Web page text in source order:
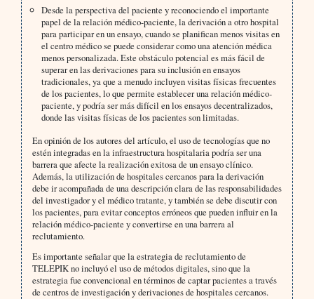
Desde la perspectiva del paciente y reconociendo el importante
papel de la relación médico-paciente, la derivación a otro hospital
para participar en un ensayo, cuando se planifican menos visitas en
el centro médico se puede considerar como una atención médica
menos personalizada. Este obstáculo potencial es más fácil de
superar en las derivaciones para su inclusión en ensayos
tradicionales, ya que a menudo incluyen visitas físicas frecuentes
de los pacientes, lo que permite establecer una relación médico-
paciente, y podría ser más difícil en los ensayos decentralizados,
donde las visitas físicas de los pacientes son limitadas.
En opinión de los autores del artículo, el uso de tecnologías que no
estén integradas en la infraestructura hospitalaria podría ser una
barrera que afecte la realización exitosa de un ensayo clínico.
Además, la utilización de hospitales cercanos para la derivación
debe ir acompañada de una descripción clara de las responsabilidades
del investigador y el médico tratante, y también se debe discutir con
los pacientes, para evitar conceptos erróneos que pueden influir en la
relación médico-paciente y convertirse en una barrera al
reclutamiento.
Es importante señalar que la estrategia de reclutamiento de
TELEPIK no incluyó el uso de métodos digitales, sino que la
estrategia fue convencional en términos de captar pacientes a través
de centros de investigación y derivaciones de hospitales cercanos.